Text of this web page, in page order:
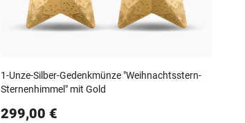
1-Unze-Silber-Gedenkmünze "Weihnachtsstern-
Sternenhimmel" mit Gold
299,00 €